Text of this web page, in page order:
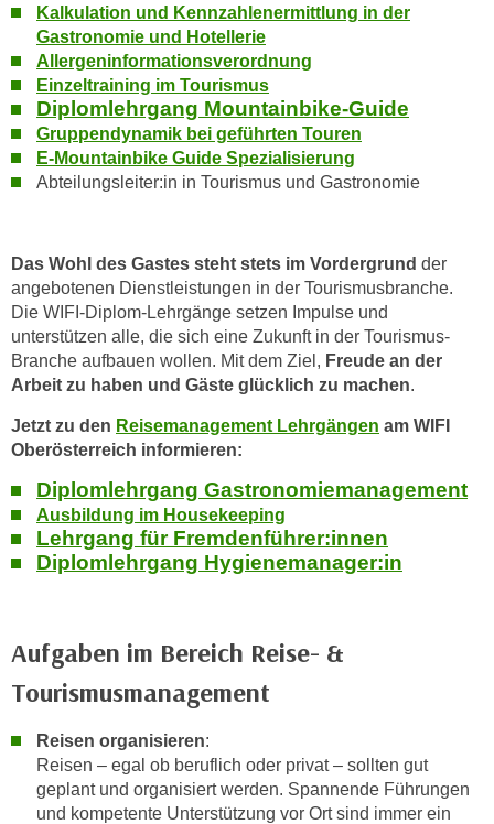
Kalkulation und Kennzahlenermittlung in der
Gastronomie und Hotellerie
Allergeninformationsverordnung
Einzeltraining im Tourismus
Diplomlehrgang Mountainbike-Guide
Gruppendynamik bei geführten Touren
E-Mountainbike Guide Spezialisierung
Abteilungsleiter:in in Tourismus und Gastronomie
Das Wohl des Gastes steht stets im Vordergrund der
angebotenen Dienstleistungen in der Tourismusbranche.
Die WIFI-Diplom-Lehrgänge setzen Impulse und
unterstützen alle, die sich eine Zukunft in der Tourismus-
Branche aufbauen wollen. Mit dem Ziel, Freude an der
Arbeit zu haben und Gäste glücklich zu machen.
Jetzt zu den Reisemanagement Lehrgängen am WIFI
Oberösterreich informieren:
Diplomlehrgang Gastronomiemanagement
Ausbildung im Housekeeping
Lehrgang für Fremdenführer:innen
Diplomlehrgang Hygienemanager:in
Aufgaben im Bereich Reise- &
Tourismusmanagement
Reisen organisieren:
Reisen – egal ob beruflich oder privat – sollten gut
geplant und organisiert werden. Spannende Führungen
und kompetente Unterstützung vor Ort sind immer ein
e
t
e
n
h
u
t
z
e
r
k
l
r
u
n
w
i
e
i